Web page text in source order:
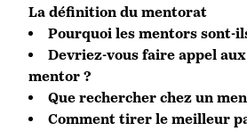
La définition du mentorat
Pourquoi les mentors sont-
Devriez-vous faire appel aux
mentor ?
Que rechercher chez un
Comment tirer le meilleur